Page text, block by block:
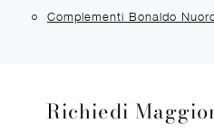
Complementi Bonaldo
Richiedi